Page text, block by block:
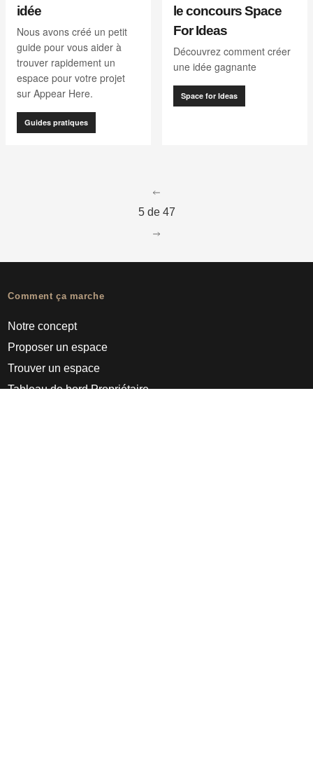
idée
Nous avons créé un petit
guide pour vous aider à
trouver rapidement un
espace pour votre projet
sur Appear Here.
Guides pratiques
le concours Space
For Ideas
Découvrez comment créer
une idée gagnante
Space for Ideas
5 de 47
Comment ça marche
Notre concept
Proposer un espace
Trouver un espace
Tableau de bord Propriétaire